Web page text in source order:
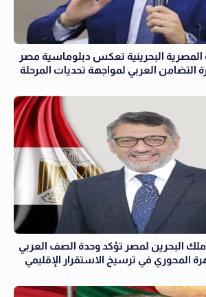
البحرينية تعكس دبلوماسية مصر
التضامن العربي لمواجهة تحديات المرحلة
ملك البحرين لمصر تؤكد وحدة الصف العربي
المحوري في ترسيخ الاستقرار الإقليمي